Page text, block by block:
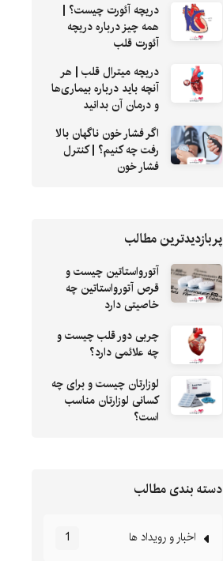
دریچه آئورت چیست؟ |
همه چیز درباره دریچه
آئورت قلب
دریچه میترال قلب | هر
آنچه باید درباره بیماری‌ها
و درمان آن بدانید
اگر فشار خون ناگهان بالا
رفت چه کنیم؟ | کنترل
فشار خون
پربازدیدترین مطالب
آتورواستاتین چیست و
قرص آتورواستاتین چه
خاصیتی دارد
چربی دور قلب چیست و
چه علائمی دارد؟
لوزارتان چیست و برای چه
کسانی لوزارتان مناسب
است؟
دسته بندی مطالب
اخبار و رویداد ها 1